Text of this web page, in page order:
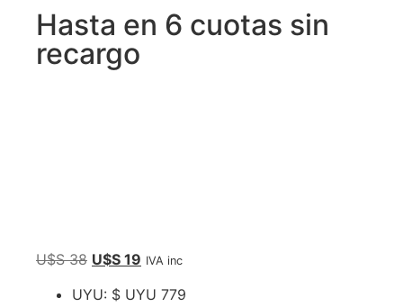
Hasta en 6 cuotas sin
recargo
U$S38 U$S 19 IVA inc
UYU: $ UYU 779